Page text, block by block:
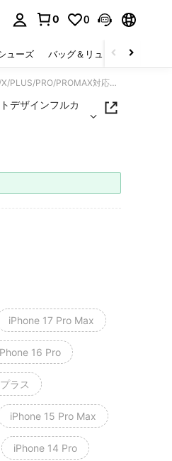
0 0
ューズ バッグ＆リュック
1個 トロピカルフルーツ花柄レトロアートデザインフルカバー透明TPU保護ケース、iPhone17/16/15/14/13/12/X/PLUS/PRO/PROMAX対応、防水・耐衝撃・耐傷機能付き
デザインフルカ
対応、防
iPhone 17 Pro Max
16 Pro
ラス
iPhone 15 Pro Max
iPhone 14 Pro